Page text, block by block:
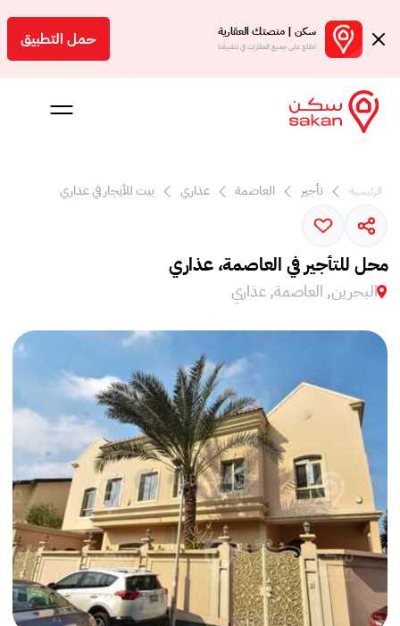
سكن | منصتك العقارية
اطلع على جميع العقارات في تطبيقنا حمل التطبيق
الرئيسية تأجير العاصمة عذاري بيت للأيجار في عذاري
محل للتأجير في العاصمة، عذاري
البحرين, العاصمة, عذاري